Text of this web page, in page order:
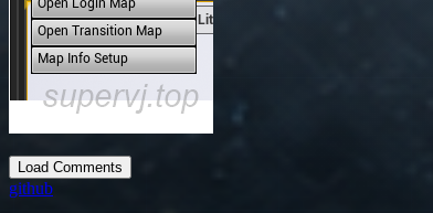
Load Comments
github